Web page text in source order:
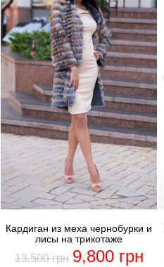
Кардиган из меха чернобурки и
лисы на трикотаже
13,500грн 9,800 грн